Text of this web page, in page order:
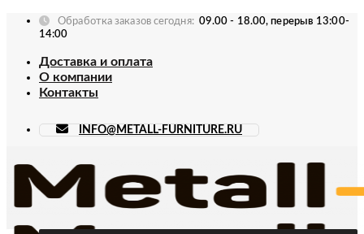
Skip
Обработка заказов сегодня: 09.00 - 18.00, перерыв 13:00-
14:00
Доставка и оплата
О компании
Контакты
INFO@METALL-FURNITURE.RU